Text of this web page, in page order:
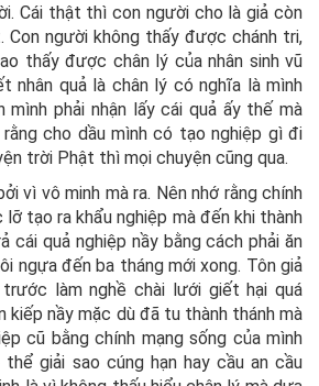
Cái thật thì con người cho là giả còn
người không thấy được chánh tri,
thấy được chân lý của nhân sinh vũ
nhân quả là chân lý có nghĩa là mình
mình phải nhận lấy cái quả ấy thế mà
cho dầu mình có tạo nghiệp gì đi
trời Phật thì mọi chuyện cũng qua.
vì vô minh mà ra. Nên nhớ rằng chính
tạo ra khẩu nghiệp mà đến khi thành
cái quả nghiệp nầy bằng cách phải ăn
ngựa đến ba tháng mới xong. Tôn giả
làm nghề chài lưới giết hại quá
kiếp nầy mặc dù đã tu thành thánh mà
cũ bằng chính mạng sống của mình
giải sao cúng hạn hay cầu an cầu